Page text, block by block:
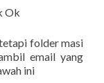
Ok
folder masi
email yang
ini